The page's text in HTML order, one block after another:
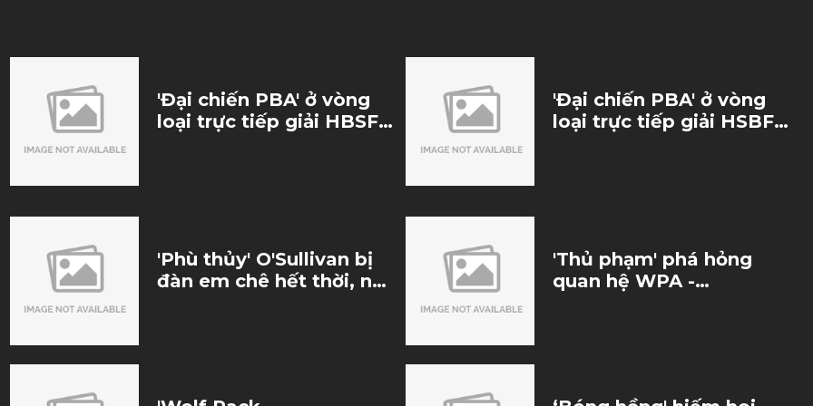
'Đại chiến PBA' ở vòng
loại trực tiếp giải HBSF
'Đại chiến PBA' ở vòng
loại trực tiếp giải HSBF
'Phù thủy' O'Sullivan bị
đàn em chê hết thời, nên
'Thủ phạm' phá hỏng
quan hệ WPA -